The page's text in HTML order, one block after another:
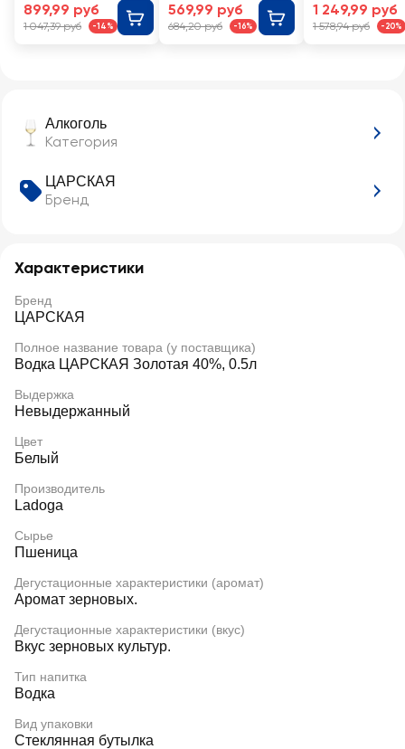
Алкоголь
Категория
ЦАРСКАЯ
Бренд
Характеристики
Бренд
ЦАРСКАЯ
Полное название товара (у поставщика)
Водка ЦАРСКАЯ Золотая 40%, 0.5л
Выдержка
Невыдержанный
Цвет
Белый
Производитель
Ladoga
Сырье
Пшеница
Дегустационные характеристики (аромат)
Аромат зерновых.
Дегустационные характеристики (вкус)
Вкус зерновых культур.
Тип напитка
Водка
Вид упаковки
Стеклянная бутылка
899,99 руб
1 047,39 руб -14%
569,99 руб
684,20 руб -16%
1 249,99 руб
1 578,94 руб -20%